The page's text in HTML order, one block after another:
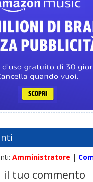
Amministratore |
il tuo commento